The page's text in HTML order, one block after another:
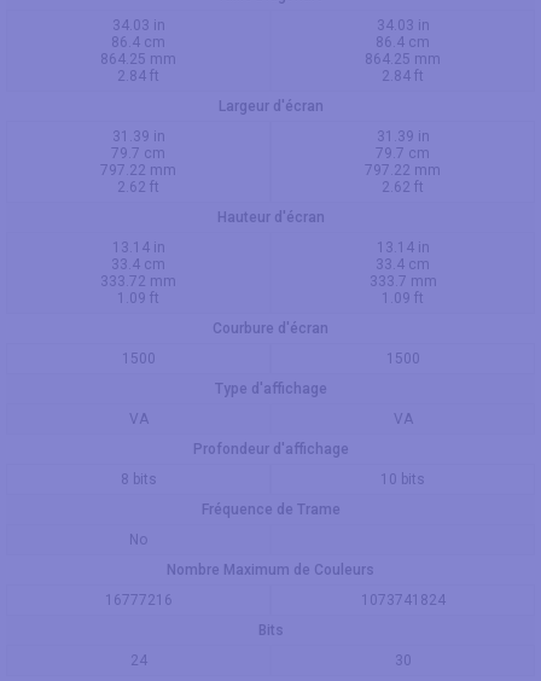
34.03 in
86.4 cm
864.25 mm
2.84 ft
34.03 in
86.4 cm
864.25 mm
2.84 ft
Largeur d'écran
31.39 in
79.7 cm
797.22 mm
2.62 ft
31.39 in
79.7 cm
797.22 mm
2.62 ft
Hauteur d'écran
13.14 in
33.4 cm
333.72 mm
1.09 ft
13.14 in
33.4 cm
333.7 mm
1.09 ft
Courbure d'écran
1500
1500
Type d'affichage
VA
VA
Profondeur d'affichage
8 bits
10 bits
Fréquence de Trame
No
Nombre Maximum de Couleurs
16777216
1073741824
Bits
24
30